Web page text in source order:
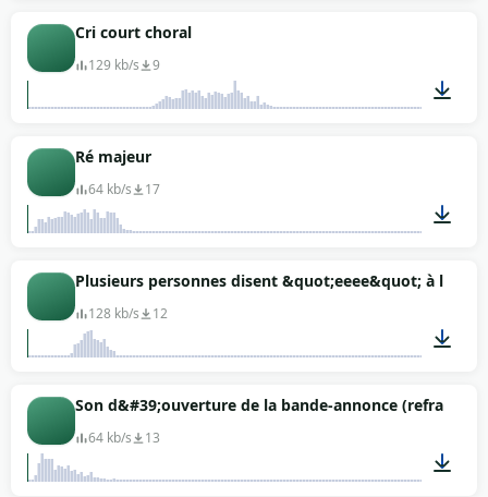
Cri court choral
129 kb/s 9
Ré majeur
64 kb/s 17
00:06
Plusieurs personnes disent &quot;eeee&quot; à
128 kb/s 12
00:07
Son d&#39;ouverture de la bande-annonce (refrain)
64 kb/s 13